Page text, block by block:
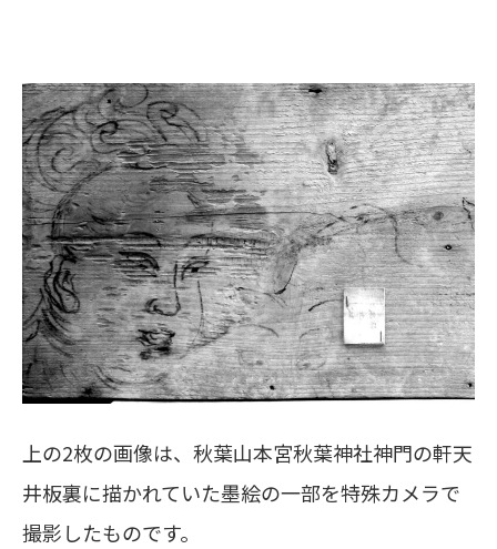
上の2枚の画像は、秋葉山本宮秋葉神社神門の軒天
井板裏に描かれていた墨絵の一部を特殊カメラで
撮影したものです。